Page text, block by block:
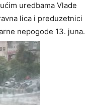
uredbama Vlade
lica i preduzetnici
nepogode 13. juna.